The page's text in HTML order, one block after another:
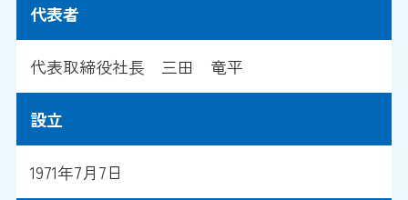
代表者
代表取締役社長 三田 竜平
設立
1971年7月7日